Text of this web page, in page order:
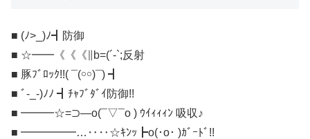
■ (ﾉ>_)ﾉ┫防御
■ ☆━━《《《∥b=(´-`;反射
■ 豚ﾌﾞﾛｯｸ!!( ¯(￮￮)¯) ┫
■ ﾞ-_-)ﾉﾉ ┫ﾁｬﾌﾞﾀﾞｲ防御!!
■ ━━━☆=⊃―o(¯▽¯o ) ｳｲｨｨｨﾝ 吸収♪
■ ━━━━━…‥‥☆ｷﾝｯ┣o(･o･ )ｶﾞｰﾄﾞ!!